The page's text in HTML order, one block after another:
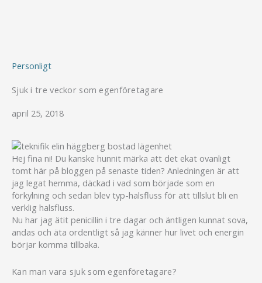
Personligt
Sjuk i tre veckor som egenföretagare
april 25, 2018
Hej fina ni! Du kanske hunnit märka att det ekat ovanligt
tomt här på bloggen på senaste tiden? Anledningen är att
jag legat hemma, däckad i vad som började som en
förkylning och sedan blev typ-halsfluss för att tillslut bli en
verklig halsfluss.
Nu har jag ätit penicillin i tre dagar och äntligen kunnat sova,
andas och äta ordentligt så jag känner hur livet och energin
börjar komma tillbaka.
Kan man vara sjuk som egenföretagare?